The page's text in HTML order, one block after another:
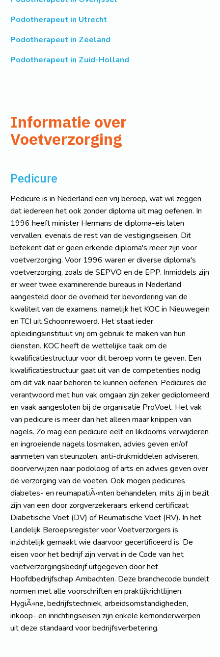
Podotherapeut in Utrecht
Podotherapeut in Zeeland
Podotherapeut in Zuid-Holland
Informatie over
Voetverzorging
Pedicure
Pedicure is in Nederland een vrij beroep, wat wil zeggen
dat iedereen het ook zonder diploma uit mag oefenen. In
1996 heeft minister Hermans de diploma-eis laten
vervallen, evenals de rest van de vestigingseisen. Dit
betekent dat er geen erkende diploma's meer zijn voor
voetverzorging. Voor 1996 waren er diverse diploma's
voetverzorging, zoals de SEPVO en de EPP. Inmiddels zijn
er weer twee examinerende bureaus in Nederland
aangesteld door de overheid ter bevordering van de
kwaliteit van de examens, namelijk het KOC in Nieuwegein
en TCI uit Schoonrewoerd. Het staat ieder
opleidingsinstituut vrij om gebruik te maken van hun
diensten. KOC heeft de wettelijke taak om de
kwalificatiestructuur voor dit beroep vorm te geven. Een
kwalificatiestructuur gaat uit van de competenties nodig
om dit vak naar behoren te kunnen oefenen. Pedicures die
verantwoord met hun vak omgaan zijn zeker gediplomeerd
en vaak aangesloten bij de organisatie ProVoet. Het vak
van pedicure is meer dan het alleen maar knippen van
nagels. Zo mag een pedicure eelt en likdoorns verwijderen
en ingroeiende nagels losmaken, advies geven en/of
aanmeten van steunzolen, anti-drukmiddelen adviseren,
doorverwijzen naar podoloog of arts en advies geven over
de verzorging van de voeten. Ook mogen pedicures
diabetes- en reumapatiÃ«nten behandelen, mits zij in bezit
zijn van een door zorgverzekeraars erkend certificaat
Diabetische Voet (DV) of Reumatische Voet (RV). In het
Landelijk Beroepsregister voor Voetverzorgers is
inzichtelijk gemaakt wie daarvoor gecertificeerd is. De
eisen voor het bedrijf zijn vervat in de Code van het
voetverzorgingsbedrijf uitgegeven door het
Hoofdbedrijfschap Ambachten. Deze branchecode bundelt
normen met alle voorschriften en praktijkrichtlijnen.
HygiÃ«ne, bedrijfstechniek, arbeidsomstandigheden,
inkoop- en inrichtingseisen zijn enkele kernonderwerpen
uit deze standaard voor bedrijfsverbetering.